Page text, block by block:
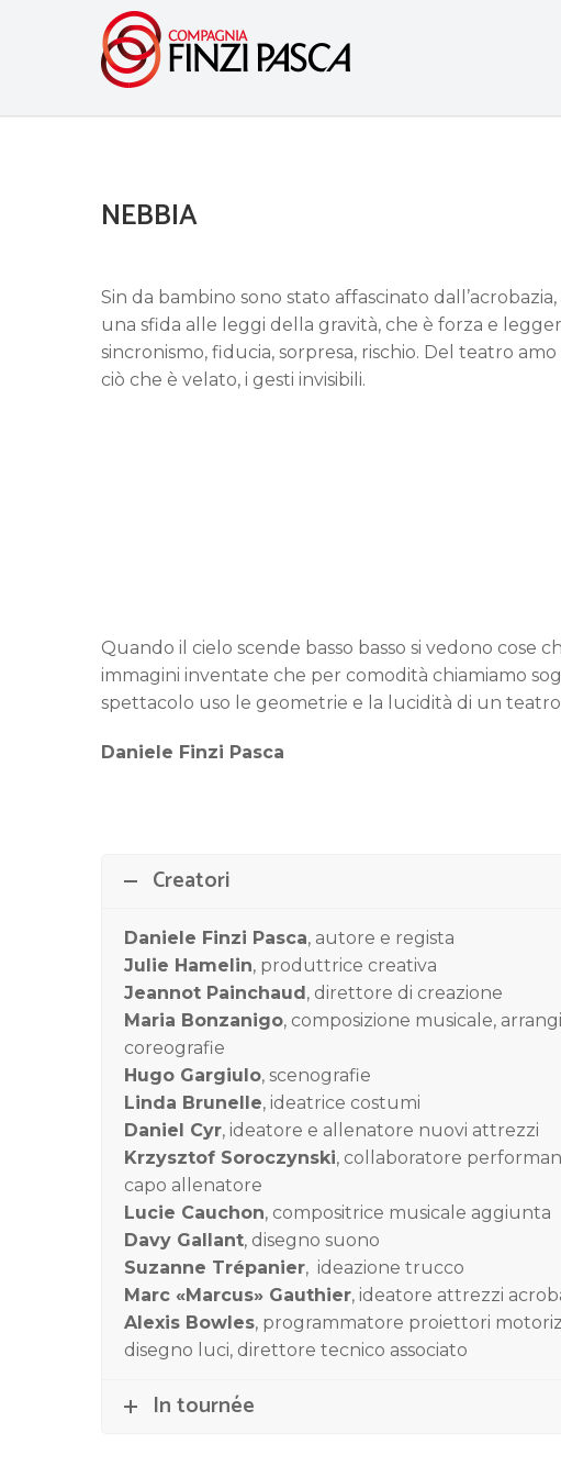
NEBBIA
Sin da bambino sono stato affascinato
una sfida alle leggi della gravità, che è forza e
sincronismo, fiducia, sorpresa, rischio. Del teatro amo
ciò che è velato, i gesti invisibili.
Quando il cielo scende basso basso si vedono
immagini inventate che per comodità chiamiamo
spettacolo uso le geometrie e la lucidità di un
Daniele Finzi Pasca
Creatori
Daniele Finzi Pasca, autore e regista
Julie Hamelin, produttrice creativa
Jeannot Painchaud, direttore di creazione
Maria Bonzanigo, composizione musicale,
coreografie
Hugo Gargiulo, scenografie
Linda Brunelle, ideatrice costumi
Daniel Cyr, ideatore e allenatore nuovi attrezzi
Krzysztof Soroczynski, collaboratore
capo allenatore
Lucie Cauchon, compositrice musicale aggiunta
Davy Gallant, disegno suono
Suzanne Trépanier, ideazione trucco
Marc «Marcus» Gauthier, ideatore attrezzi
Alexis Bowles, programmatore proiettori
disegno luci, direttore tecnico associato
In tournée